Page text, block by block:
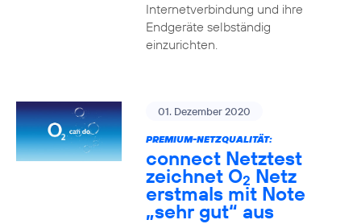
Internetverbindung und ihre
Endgeräte selbständig
einzurichten.
01. Dezember 2020
PREMIUM-NETZQUALITÄT:
connect Netztest
zeichnet O2 Netz
erstmals mit Note
„sehr gut“ aus